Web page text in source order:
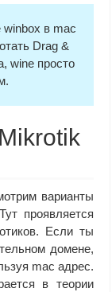
в mac
Drag &
wine просто
варианты
проявляется
Если ты
домене,
mac адрес.
в теории